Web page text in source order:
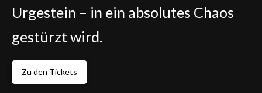
Urgestein – in ein absolutes Chaos
gestürzt wird.
Zu den Tickets